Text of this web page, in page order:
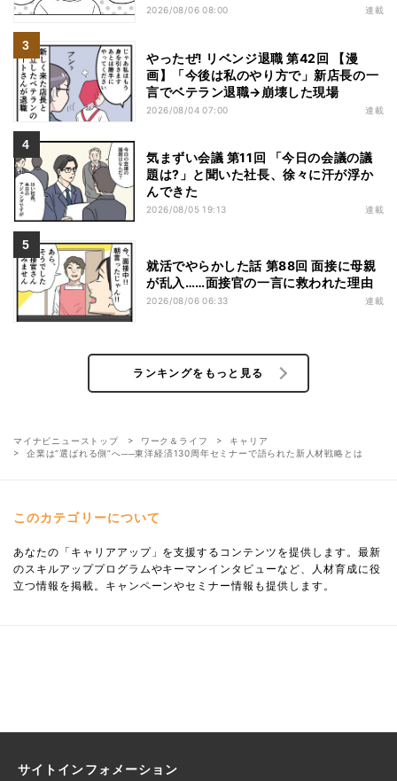
2026/08/06 08:00 連載
やったぜ! リベンジ退職 第42回 【漫
画】「今後は私のやり方で」新店長の一
言でベテラン退職→崩壊した現場
2026/08/04 07:00 連載
気まずい会議 第11回 「今日の会議の議
題は?」と聞いた社長、徐々に汗が浮か
んできた
2026/08/05 19:13 連載
就活でやらかした話 第88回 面接に母親
が乱入……面接官の一言に救われた理由
2026/08/06 06:33 連載
ランキングをもっと見る
マイナビニューストップ ワーク＆ライフ
キャリア
企業は“選ばれる側”へ──東洋経済130周年セミナーで語られた新人材戦略とは
このカテゴリーについて
あなたの「キャリアアップ」を支援するコンテンツを提供します。最新
のスキルアッププログラムやキーマンインタビューなど、人材育成に役
立つ情報を掲載。キャンペーンやセミナー情報も提供します。
サイトインフォメーション